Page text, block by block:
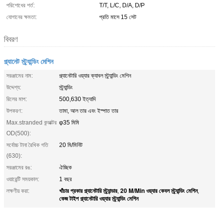
পরিশোধের শর্ত:
T/T, L/C, D/A, D/P
যোগানের ক্ষমতা:
প্রতি মাসে 15 সেট
বিবরণ
প্ল্যানেট স্ট্র্যান্ডিং মেশিন
সরঞ্জামের নাম:
প্ল্যানেটারি ওয়্যার ক্যাবল স্ট্র্যান্ডিং মেশিন
উদ্দেশ্য:
স্ট্র্যান্ডিং
রিলের মাপ:
500,630 ইত্যাদি
উপকরণ:
তামা, আল তার এবং ইস্পাত তার
Max.stranded কন্ডাক্টর
OD(500):
φ35 মিমি
সর্বোচ্চ টানা রৈখিক গতি
(630):
20 মি/মিনিট
সরঞ্জামের রঙ:
ঐচ্ছিক
ওয়ারেন্টি সময়কাল:
1 বছর
লক্ষণীয় করা:
খাঁচার প্রকার প্ল্যানেটারি স্ট্র্যান্ডার, 20 M/Min ওয়্যার কেবল স্ট্র্যান্ডিং মেশিন,
কেজ টাইপ প্ল্যানেটারি ওয়্যার স্ট্র্যান্ডিং মেশিন